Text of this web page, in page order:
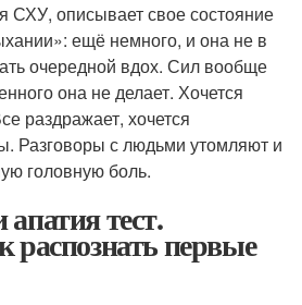
описывает свое состояние
ещё немного, и она не в
очередной вдох. Сил вообще
она не делает. Хочется
раздражает, хочется
Разговоры с людьми утомляют и
головную боль.
тест.
распознать первые